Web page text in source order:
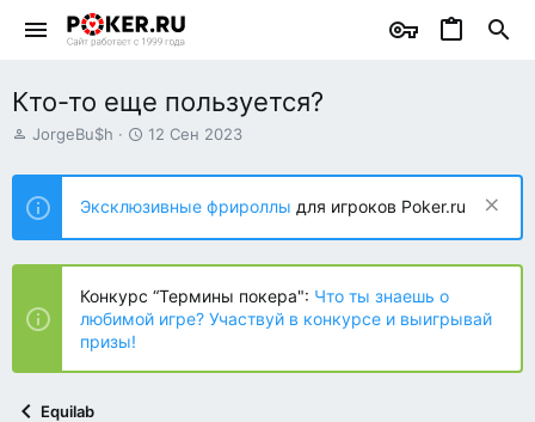
Кто-то еще пользуется?
А
т
о
р
т
е
ы
JorgeBu$h
Д
т
н
а
ч
а
12 Сен 2023
Эксклюзивные фрироллы для игроков Poker.ru
Конкурс “Термины покера": Что ты знаешь о
любимой игре? Участвуй в конкурсе и выигрывай
призы!
Equilab